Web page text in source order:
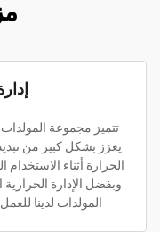
تتميز مجموعة المولدات
يعزز بشكل كبير من
الحرارة أثناء
وبفضل الإدارة
المولدات لدينا